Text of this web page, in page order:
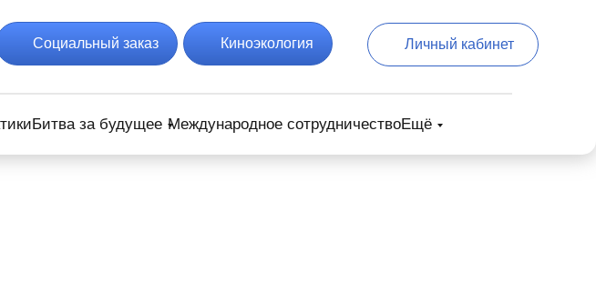
Битва за будущее Международное сотрудничествоЕщё
Личный кабинет
Социальный заказ Киноэкология